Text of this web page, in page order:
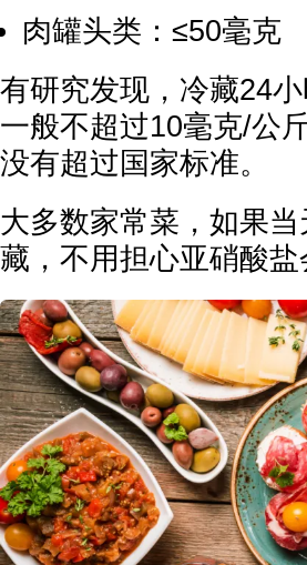
肉罐头类：≤50毫克
有研究发现，冷藏24
一般不超过10毫克/公
没有超过国家标准。
大多数家常菜，如果
藏，不用担心亚硝酸盐